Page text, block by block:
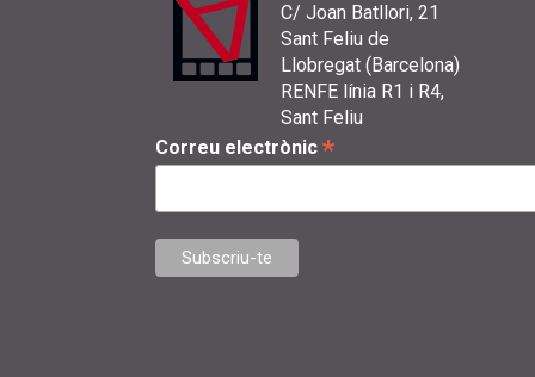
C/ Joan Batllori, 21
Sant Feliu de
Llobregat (Barcelona)
RENFE línia R1 i R4,
Sant Feliu
Correu electrònic *